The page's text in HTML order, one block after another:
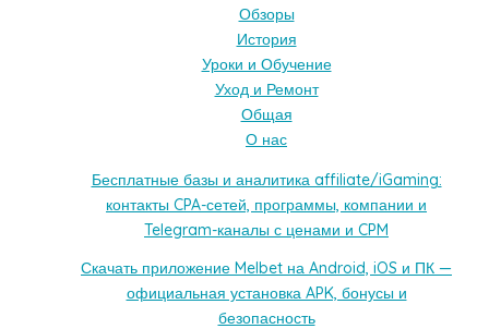
Обзоры
История
Уроки и Обучение
Уход и Ремонт
Общая
О нас
Бесплатные базы и аналитика affiliate/iGaming:
контакты CPA-сетей, программы, компании и
Telegram-каналы с ценами и CPM
Скачать приложение Melbet на Android, iOS и ПК —
официальная установка APK, бонусы и
безопасность